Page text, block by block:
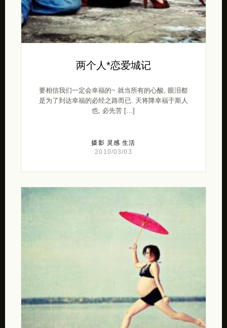
两个人*恋爱城记
要相信我们一定会幸福的~ 就当所有的心酸, 眼泪都
是为了到达幸福的必经之路而已. 天将降幸福于斯人
也, 必先苦 […]
摄影 灵感 生活
2010/03/03